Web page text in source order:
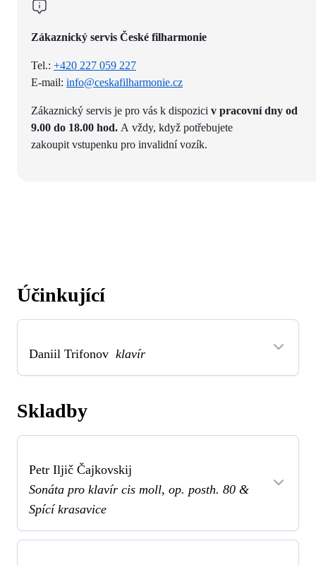
Zákaznický servis České filharmonie
Tel.: +420 227 059 227
E-mail: info@ceskafilharmonie.cz
Zákaznický servis je pro vás k dispozici v pracovní dny od
9.00 do 18.00 hod. A vždy, když potřebujete
zakoupit vstupenku pro invalidní vozík.
Účinkující
Daniil Trifonov klavír
Skladby
Petr Iljič Čajkovskij
Sonáta pro klavír cis moll, op. posth. 80 &
Spící krasavice